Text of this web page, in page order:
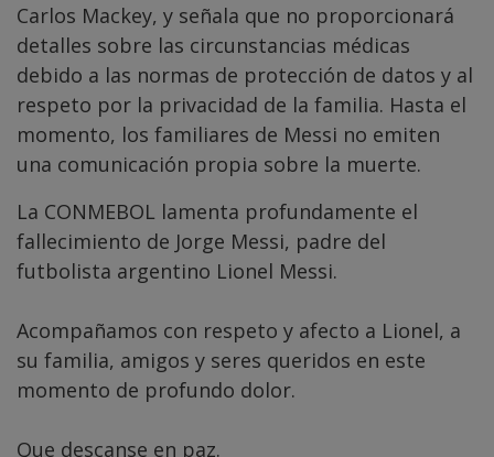
Carlos Mackey, y señala que no proporcionará
detalles sobre las circunstancias médicas
debido a las normas de protección de datos y al
respeto por la privacidad de la familia. Hasta el
momento, los familiares de Messi no emiten
una comunicación propia sobre la muerte.
La CONMEBOL lamenta profundamente el
fallecimiento de Jorge Messi, padre del
futbolista argentino Lionel Messi.
Acompañamos con respeto y afecto a Lionel, a
su familia, amigos y seres queridos en este
momento de profundo dolor.
Que descanse en paz.